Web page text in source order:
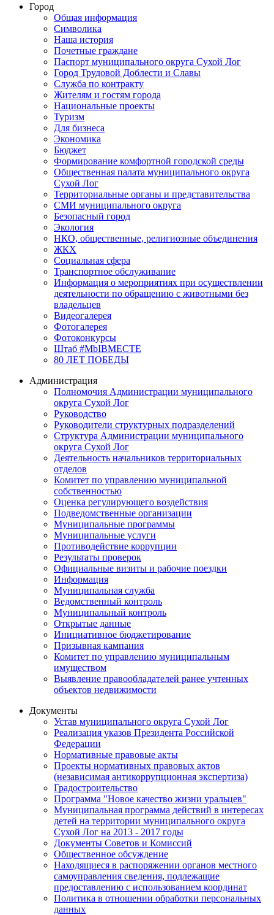
Город
Общая информация
Символика
Наша история
Почетные граждане
Паспорт муниципального округа Сухой Лог
Город Трудовой Доблести и Славы
Служба по контракту
Жителям и гостям города
Национальные проекты
Туризм
Для бизнеса
Экономика
Бюджет
Формирование комфортной городской среды
Общественная палата муниципального округа
Сухой Лог
Территориальные органы и представительства
СМИ муниципального округа
Безопасный город
Экология
НКО, общественные, религиозные объединения
ЖКХ
Социальная сфера
Транспортное обслуживание
Информация о мероприятиях при осуществлении
деятельности по обращению с животными без
владельцев
Видеогалерея
Фотогалерея
Фотоконкурсы
Штаб #MbIBMECTE
80 ЛЕТ ПОБЕДЫ
Администрация
Полномочия Администрации муниципального
округа Сухой Лог
Руководство
Руководители структурных подразделений
Структура Администрации муниципального
округа Сухой Лог
Деятельность начальников территориальных
отделов
Комитет по управлению муниципальной
собственностью
Оценка регулирующего воздействия
Подведомственные организации
Муниципальные программы
Муниципальные услуги
Противодействие коррупции
Результаты проверок
Официальные визиты и рабочие поездки
Информация
Муниципальная служба
Ведомственный контроль
Муниципальный контроль
Открытые данные
Инициативное бюджетирование
Призывная кампания
Комитет по управлению муниципальным
имуществом
Выявление правообладателей ранее учтенных
объектов недвижимости
Документы
Устав муниципального округа Сухой Лог
Реализация указов Президента Российской
Федерации
Нормативные правовые акты
Проекты нормативных правовых актов
(независимая антикоррупционная экспертиза)
Градостроительство
Программа "Новое качество жизни уральцев"
Муниципальная программа действий в интересах
детей на территории муниципального округа
Сухой Лог на 2013 - 2017 годы
Документы Советов и Комиссий
Общественное обсуждение
Находящиеся в распоряжении органов местного
самоуправления сведения, подлежащие
предоставлению с использованием координат
Политика в отношении обработки персональных
данных